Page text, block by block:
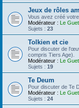
Jeux de rôles
Vous avez créé
Modérateur : Le Guet
Sujets : 23
Tolkien et cie
Pour discuter de
compris Tiers Age).
Modérateur : Le Guet
Sujets : 19
Te Deum
Pour discuter de Te
Modérateur : Le Guet
Sujets : 24